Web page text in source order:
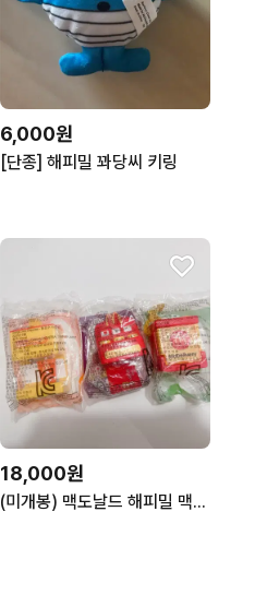
6,000원
[단종] 해피밀 꽈당씨 키링
18,000원
(미개봉) 맥도날드 해피밀 맥크루 완구 3종 (계산대, 자판기, 배달함)